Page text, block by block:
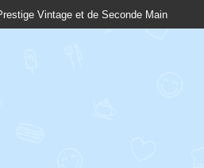
Vintage et de Seconde Main